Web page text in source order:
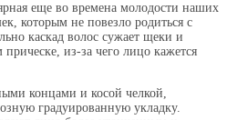
еще во времена молодости наших
которым не повезло родиться с
каскад волос сужает щеки и
из-за чего лицо кажется
концами и косой челкой,
градуированную укладку.